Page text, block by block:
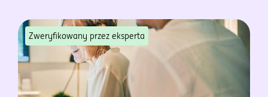
Zweryfikowany przez eksperta